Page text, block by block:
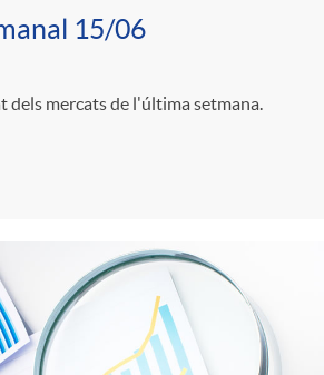
15/06
dels mercats de l'última setmana.